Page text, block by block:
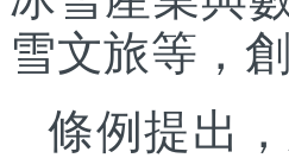
雪文旅等，
條例提出